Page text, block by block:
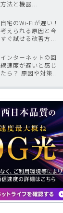
方法と機器...
自宅のWi-Fiが遅い！
考えられる原因と今
すぐ試せる改善方...
インターネットの回
線速度が遅いと感じ
たら？ 原因や対策...